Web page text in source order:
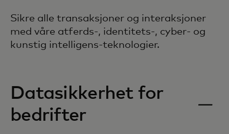
Sikre alle transaksjoner og interaksjoner
med våre atferds-, identitets-, cyber- og
kunstig intelligens-teknologier.
Datasikkerhet for
bedrifter